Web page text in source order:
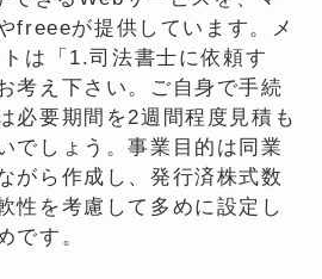
freeeが提供しています。メ
は「1.司法書士に依頼す
考え下さい。ご自身で手続
必要期間を2週間程度見積も
でしょう。事業目的は同業
がら作成し、発行済株式数
性を考慮して多めに設定し
です。